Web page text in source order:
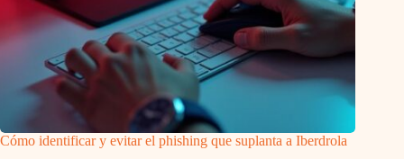
Cómo identificar y evitar el phishing que suplanta a Iberdrola